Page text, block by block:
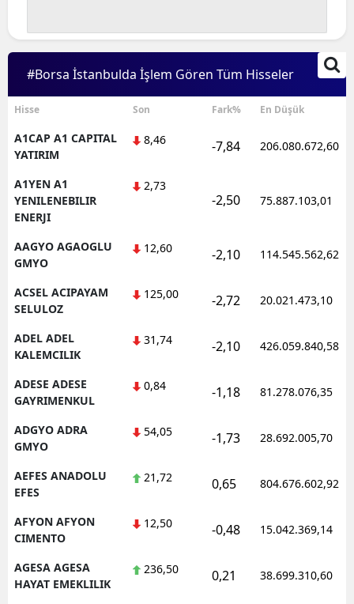
Çankırı
Çorum
Denizli
Diyarbakır
Elazığ
Eskişehir
Gümüşhane
Hakkari
Mersin
#Borsa İstanbulda İşlem Gören Tüm Hisseler
Hisse Son Fark% En Düşük
A1CAP A1 CAPITAL
YATIRIM
8,46 -7,84 206.080.672,60
A1YEN A1
YENILENEBILIR
ENERJI
2,73
-2,50 75.887.103,01
AAGYO AGAOGLU
GMYO
12,60 -2,10 114.545.562,62
ACSEL ACIPAYAM
SELULOZ
125,00 -2,72 20.021.473,10
ADEL ADEL
KALEMCILIK
31,74 -2,10 426.059.840,58
ADESE ADESE
GAYRIMENKUL
0,84 -1,18 81.278.076,35
ADGYO ADRA
GMYO
54,05 -1,73 28.692.005,70
AEFES ANADOLU
EFES
21,72 0,65 804.676.602,92
AFYON AFYON
CIMENTO
12,50 -0,48 15.042.369,14
AGESA AGESA
HAYAT EMEKLILIK
236,50 0,21 38.699.310,60